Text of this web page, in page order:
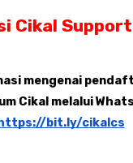
Cikal
mengenai
Cikal melalui
bit.ly/cikalcs